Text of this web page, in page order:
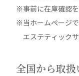
※事前に在庫確認を
※当ホームぺージ
エステティック
全国から取